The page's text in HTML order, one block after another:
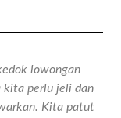
lowongan
kita perlu jeli dan
Kita patut